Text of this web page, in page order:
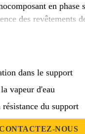
en phase
des revêtements
difficiles.
aux exigences de la
système de
dans le support
vapeur d'eau
du support
NOUS